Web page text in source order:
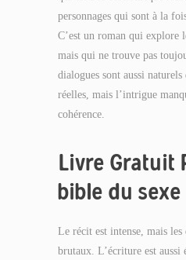
personnages qui sont à la
C’est un roman qui explore
mais qui ne trouve pas
dialogues sont aussi naturels
réelles, mais l’intrigue
cohérence.
Livre Gratuit
bible du sexe
Le récit est intense, mais
brutaux. L’écriture est aussi